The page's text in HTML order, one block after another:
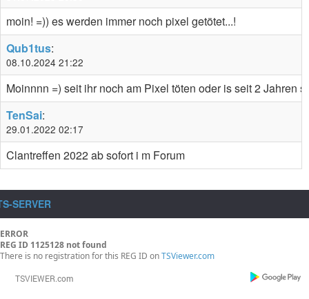
moin! =)) es werden immer noch pixel getötet...!
Qub1tus:
08.10.2024 21:22
Moinnnn =) seit ihr noch am Pixel töten oder is seit 2 Jahren
TenSai:
29.01.2022 02:17
Clantreffen 2022 ab sofort i m Forum
SERVER
ERROR
REG ID 1125128 not found
There is no registration for this REG ID onTSViewer.com